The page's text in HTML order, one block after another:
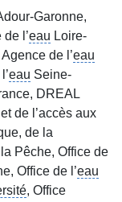
Garonne,
l’eau Loire-
de l’eau
eau Seine-
DREAL
de l’accès aux
de la
Pêche, Office de
Office de l’eau
, Office